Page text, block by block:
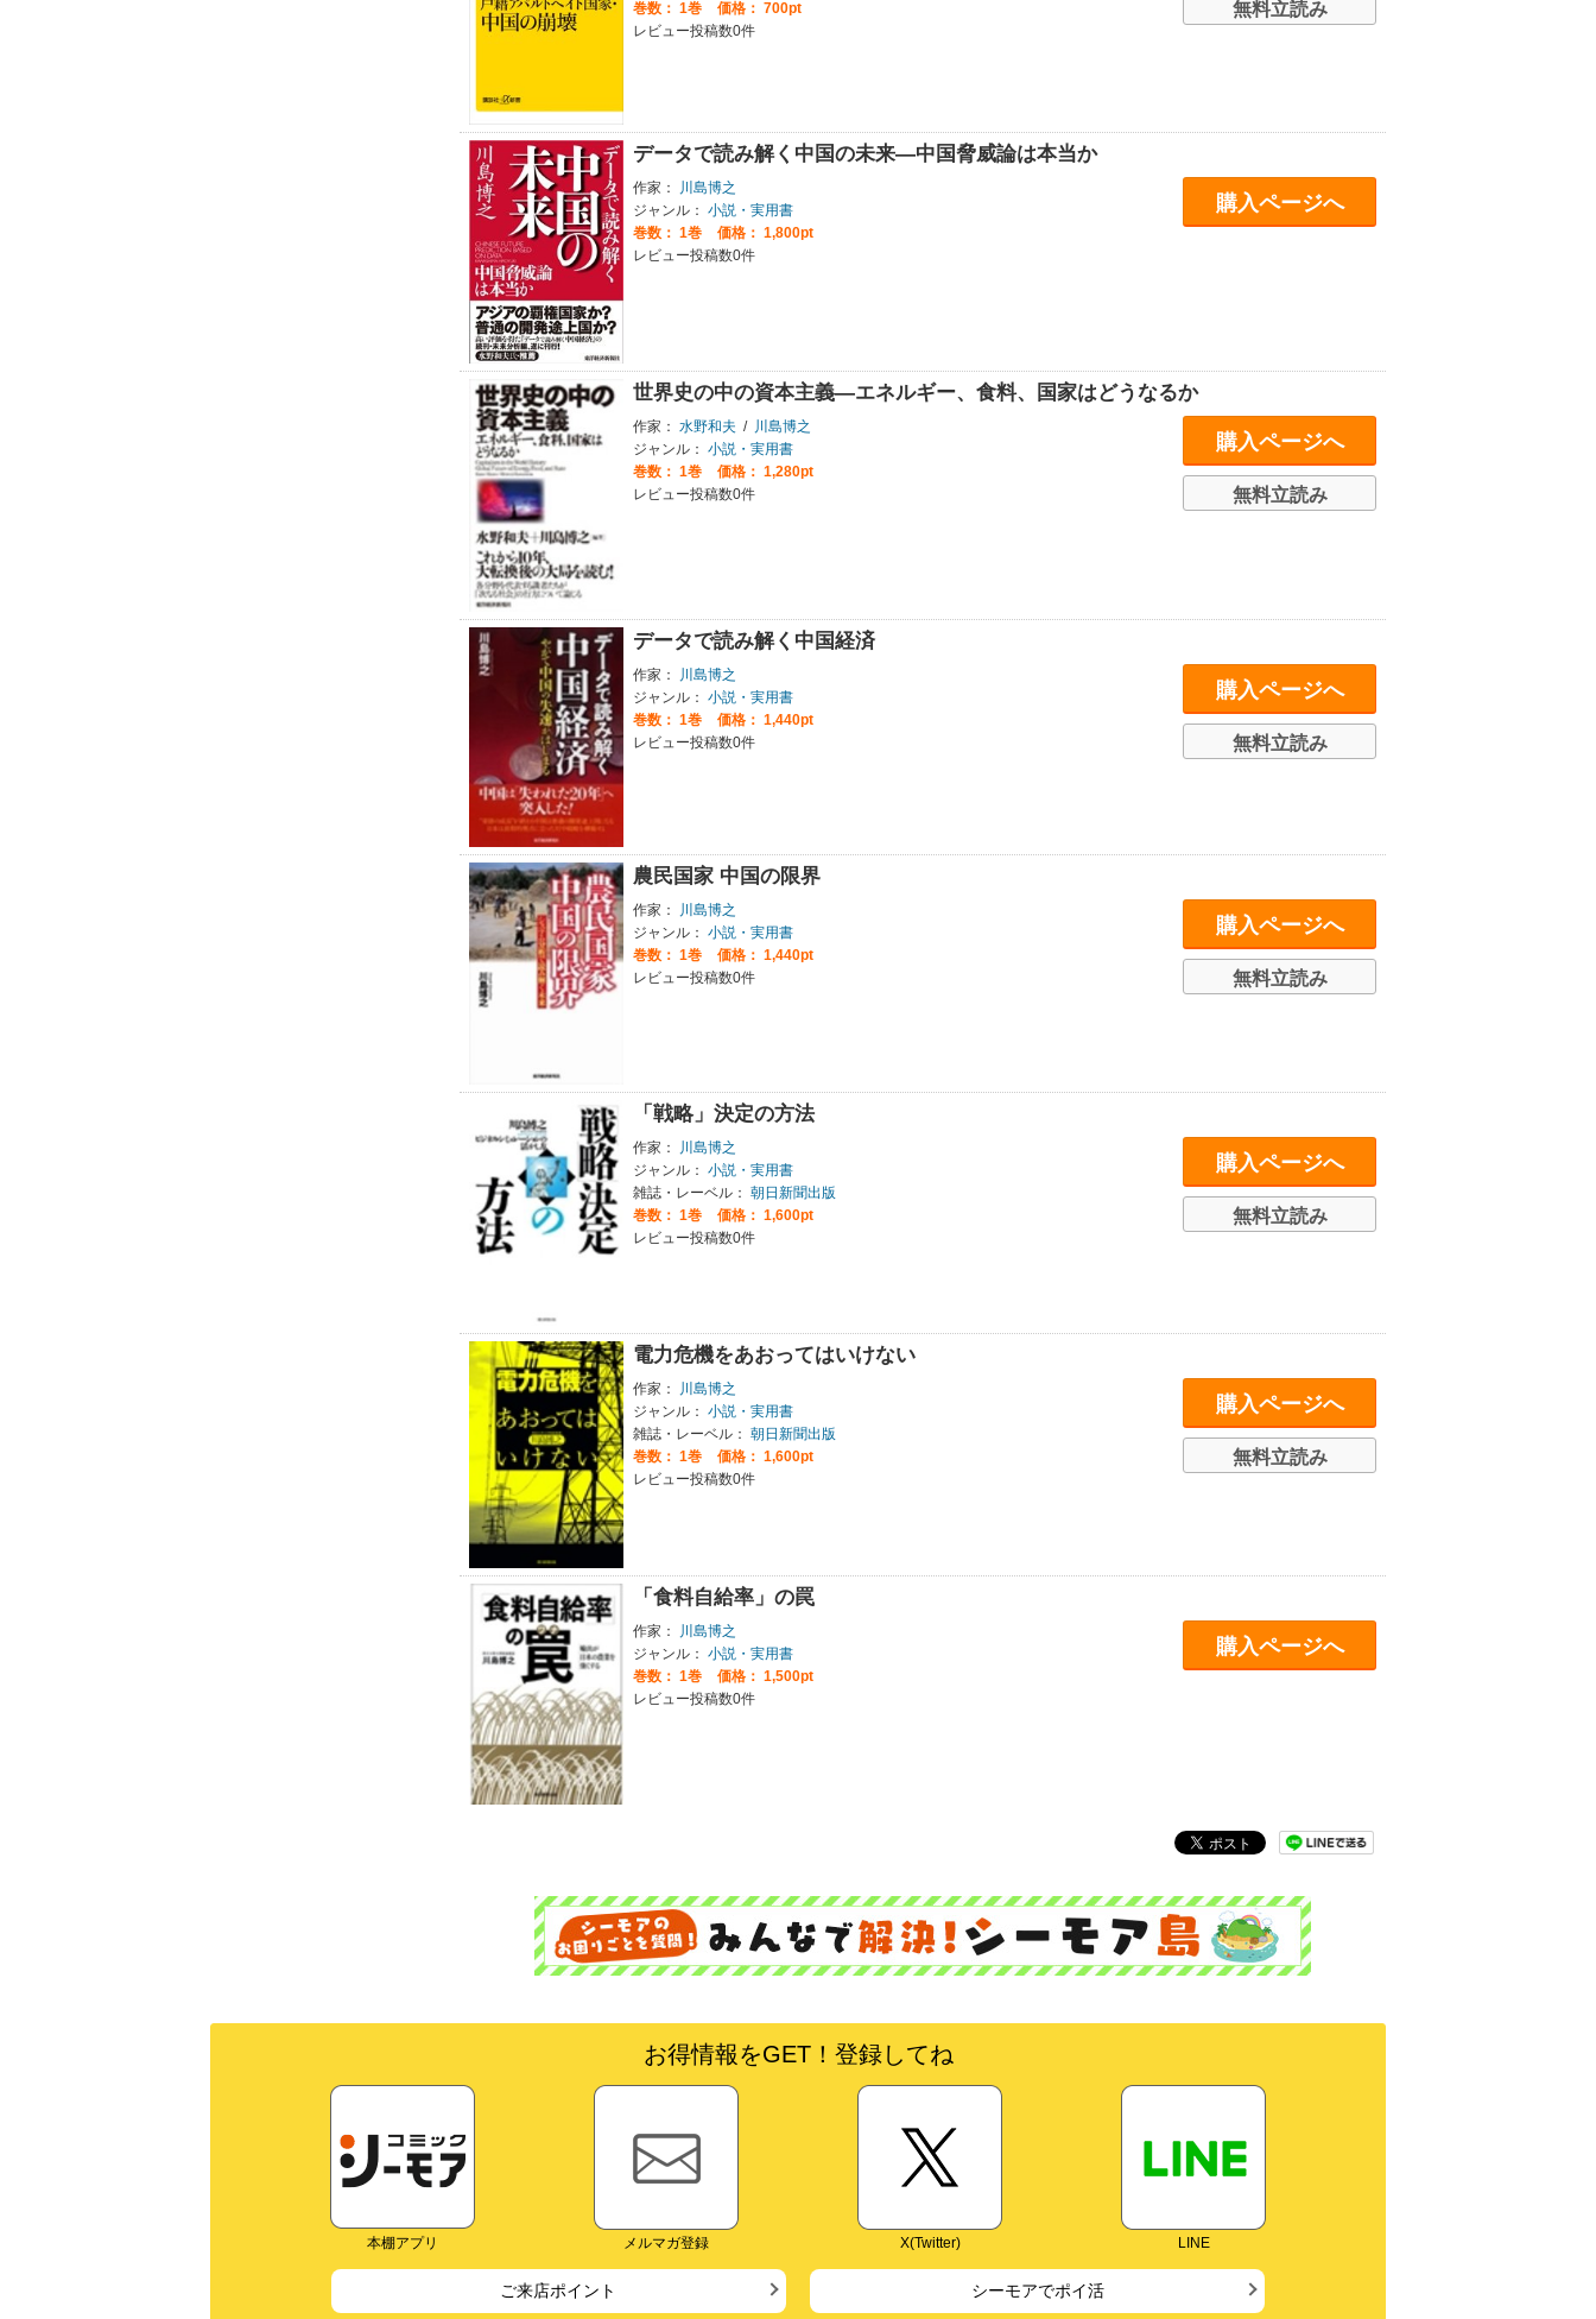
巻数： 1巻
価格： 700pt
レビュー投稿数0件
無料立読み
データで読み解く中国の未来―中国脅威論は本当か
作家：
川島博之
ジャンル： 小説・実用書
巻数： 1巻
価格： 1,800pt
レビュー投稿数0件
購入ページへ
世界史の中の資本主義―エネルギー、食料、国家はどうなるか
作家： 水野和夫 /
川島博之
ジャンル： 小説・実用書
巻数： 1巻
価格： 1,280pt
レビュー投稿数0件
購入ページへ
無料立読み
データで読み解く中国経済
作家：
川島博之
ジャンル： 小説・実用書
巻数： 1巻
価格： 1,440pt
レビュー投稿数0件
購入ページへ
無料立読み
農民国家 中国の限界
作家：
川島博之
ジャンル： 小説・実用書
巻数： 1巻
価格： 1,440pt
レビュー投稿数0件
購入ページへ
無料立読み
「戦略」決定の方法
作家：
川島博之
ジャンル： 小説・実用書
雑誌・レーベル： 朝日新聞出版
巻数： 1巻
価格： 1,600pt
レビュー投稿数0件
購入ページへ
無料立読み
電力危機をあおってはいけない
作家：
川島博之
ジャンル： 小説・実用書
雑誌・レーベル： 朝日新聞出版
巻数： 1巻
価格： 1,600pt
レビュー投稿数0件
購入ページへ
無料立読み
「食料自給率」の罠
作家：
川島博之
ジャンル： 小説・実用書
巻数： 1巻
価格： 1,500pt
レビュー投稿数0件
購入ページへ
お得情報をGET！登録してね
本棚アプリ メルマガ登録 X(Twitter) LINE
ご来店ポイント シーモアでポイ活